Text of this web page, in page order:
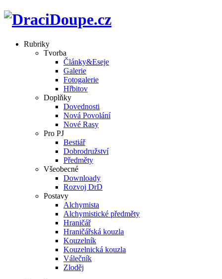
Rubriky
Tvorba
Články&Eseje
Galerie
Fotogalerie
Hřbitov
Doplňky
Dovednosti
Nová Povolání
Nové Rasy
Pro PJ
Bestiář
Dobrodružství
Předměty
Všeobecné
Downloady
Rozvoj DrD
Postavy
Alchymista
Alchymistické předměty
Hraničář
Hraničářská kouzla
Kouzelník
Kouzelnická kouzla
Válečník
Zloděj